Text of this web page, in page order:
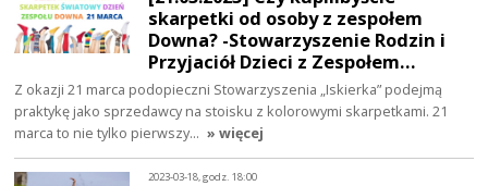
skarpetki od osoby z zespołem
Downa? -Stowarzyszenie Rodzin i
Przyjaciół Dzieci z Zespołem…
Z okazji 21 marca podopieczni Stowarzyszenia „Iskierka” podejmą
praktykę jako sprzedawcy na stoisku z kolorowymi skarpetkami. 21
marca to nie tylko pierwszy… » więcej
2023-03-18, godz. 18:00